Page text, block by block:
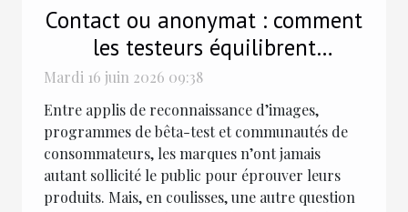
Contact ou anonymat : comment
les testeurs équilibrent
confidentialité et engagement
Mardi 16 juin 2026 09:38
Entre applis de reconnaissance d’images,
programmes de bêta-test et communautés de
consommateurs, les marques n’ont jamais
autant sollicité le public pour éprouver leurs
produits. Mais, en coulisses, une autre question